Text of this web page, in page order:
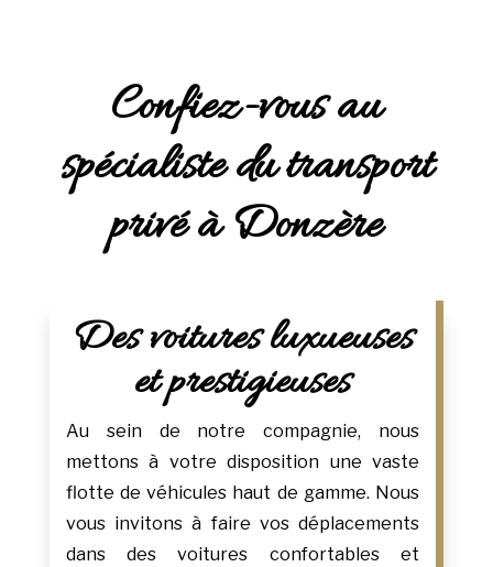
Confiez-vous au
spécialiste du transport
privé à Donzère
Des voitures luxueuses
et prestigieuses
Au sein de notre compagnie, nous
mettons à votre disposition une vaste
flotte de véhicules haut de gamme. Nous
vous invitons à faire vos déplacements
dans des voitures confortables et